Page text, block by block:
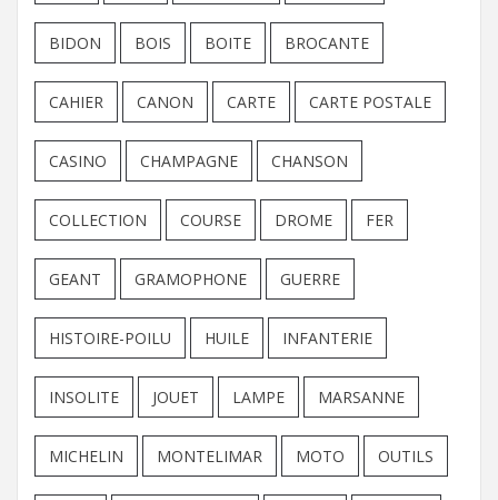
BIDON BOIS BOITE BROCANTE
CAHIER CANON CARTE CARTE POSTALE
CASINO CHAMPAGNE CHANSON
COLLECTION COURSE DROME FER
GEANT GRAMOPHONE GUERRE
HISTOIRE-POILU HUILE INFANTERIE
INSOLITE JOUET LAMPE MARSANNE
MICHELIN MONTELIMAR MOTO OUTILS